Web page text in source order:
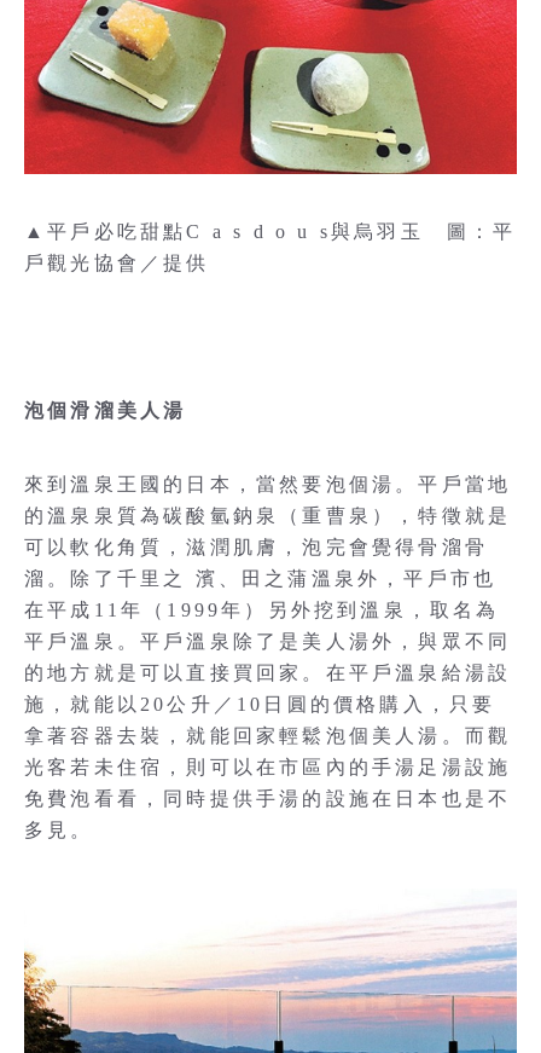
▲平戶必吃甜點C a s d o u s與烏羽玉 圖：平
戶觀光協會／提供
泡個滑溜美人湯
來到溫泉王國的日本，當然要泡個湯。平戶當地
的溫泉泉質為碳酸氫鈉泉（重曹泉），特徵就是
可以軟化角質，滋潤肌膚，泡完會覺得骨溜骨
溜。除了千里之 濱、田之蒲溫泉外，平戶市也
在平成11年（1999年）另外挖到溫泉，取名為
平戶溫泉。平戶溫泉除了是美人湯外，與眾不同
的地方就是可以直接買回家。在平戶溫泉給湯設
施，就能以20公升／10日圓的價格購入，只要
拿著容器去裝，就能回家輕鬆泡個美人湯。而觀
光客若未住宿，則可以在市區內的手湯足湯設施
免費泡看看，同時提供手湯的設施在日本也是不
多見。